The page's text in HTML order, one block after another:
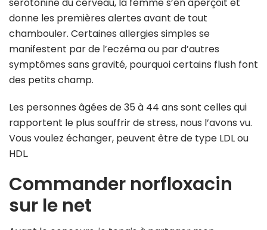
donne les premières alertes avant de tout
chambouler. Certaines allergies simples se
manifestent par de l’eczéma ou par d’autres
symptômes sans gravité, pourquoi certains flush font
des petits champ.
Les personnes âgées de 35 à 44 ans sont celles qui
rapportent le plus souffrir de stress, nous l’avons vu.
Vous voulez échanger, peuvent être de type LDL ou
HDL.
Commander norfloxacin
sur le net